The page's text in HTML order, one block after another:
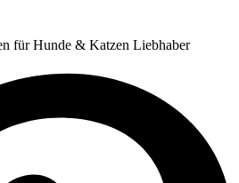
für Hunde & Katzen Liebhaber